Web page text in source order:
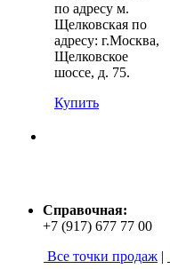
по адресу м.
Щелковская по
адресу: г.Москва,
Щелковское
шоссе, д. 75.
Купить
Справочная:
+7 (917) 677 77 00
Все точки продаж |